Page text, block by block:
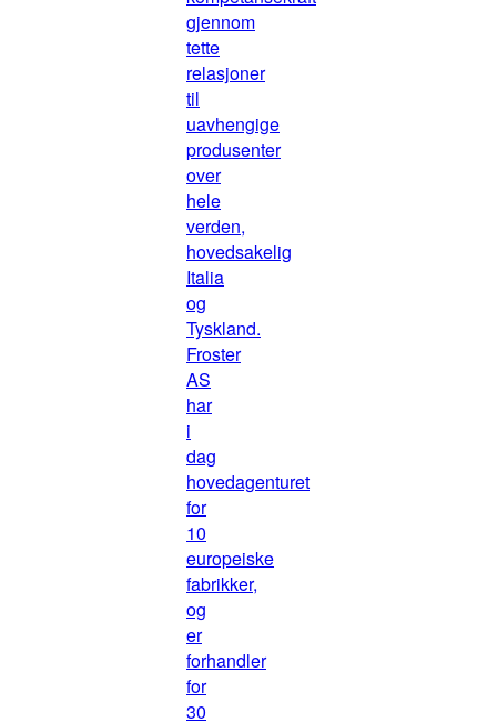
gjennom
tette
relasjoner
til
uavhengige
produsenter
over
hele
verden,
hovedsakelig
Italia
og
Tyskland.
Froster
AS
har
i
dag
hovedagenturet
for
10
europeiske
fabrikker,
og
er
forhandler
for
30